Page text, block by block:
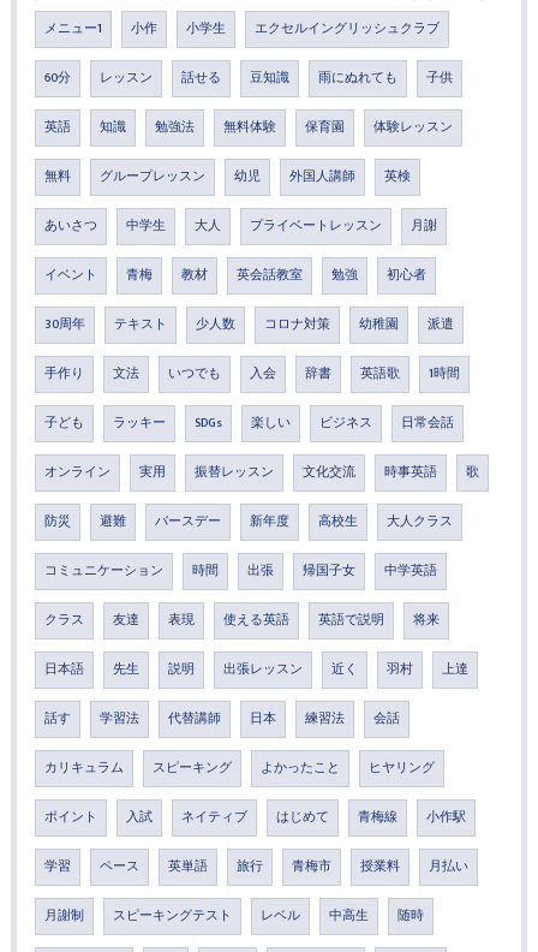
メニュー1 小作 小学生 エクセルイングリッシュクラブ
60分 レッスン 話せる 豆知識 雨にぬれても 子供
英語 知識 勉強法 無料体験 保育園 体験レッスン
無料 グループレッスン 幼児 外国人講師 英検
あいさつ 中学生 大人 プライベートレッスン 月謝
イベント 青梅 教材 英会話教室 勉強 初心者
30周年 テキスト 少人数 コロナ対策 幼稚園 派遣
手作り 文法 いつでも 入会 辞書 英語歌 1時間
子ども ラッキー SDGs 楽しい ビジネス 日常会話
オンライン 実用 振替レッスン 文化交流 時事英語 歌
防災 避難 バースデー 新年度 高校生 大人クラス
コミュニケーション 時間 出張 帰国子女 中学英語
クラス 友達 表現 使える英語 英語で説明 将来
日本語 先生 説明 出張レッスン 近く 羽村 上達
話す 学習法 代替講師 日本 練習法 会話
カリキュラム スピーキング よかったこと ヒヤリング
ポイント 入試 ネイティブ はじめて 青梅線 小作駅
学習 ペース 英単語 旅行 青梅市 授業料 月払い
月謝制 スピーキングテスト レベル 中高生 随時